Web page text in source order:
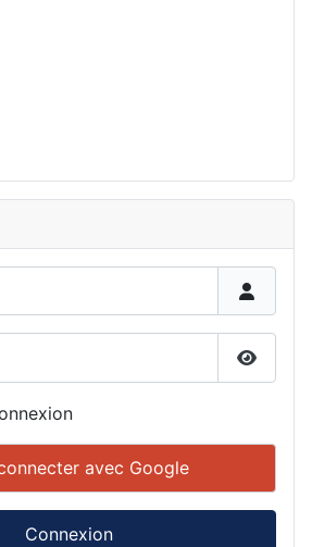
avec Google
Connexion